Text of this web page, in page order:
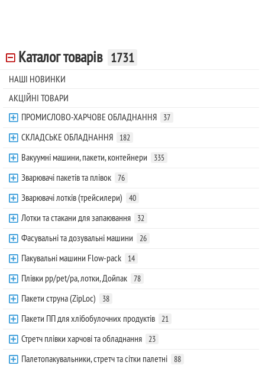
Каталог товарів 1731
НАШІ НОВИНКИ
АКЦІЙНІ ТОВАРИ
ПРОМИСЛОВО-ХАРЧОВЕ ОБЛАДНАННЯ
37
СКЛАДСЬКЕ ОБЛАДНАННЯ 182
Вакуумні машини, пакети, контейнери 335
Зварювачі пакетів та плівок 76
Зварювачі лотків (трейсилери) 40
Лотки та стакани для запаювання 32
Фасувальні та дозувальні машини 26
Пакувальні машини Flow-pack 14
Плівки pp/pet/pa, лотки, Дойпак 78
Пакети струна (ZipLoc) 38
Пакети ПП для хлібобулочних продуктів 21
Стретч плівки харчові та обладнання 23
Палетопакувальники, стретч та сітки палетні 88